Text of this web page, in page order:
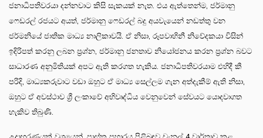
ජනාධිපතිවරයා දන්නවාට කිසි සැකයක් නැත. එය ඇත්තෙන්ම, ජර්මානු
ෆෙඩරල් රජයට අයත්, ජර්මානු ෆෙඩරල් බදු අයවැයෙන් නඩත්තු වන
ජර්මනියේ ජාතික මාධ්‍ය නාලිකාවයි. ඒ නිසා, රූපවාහිනී නිවේදකයා විසින්
ඉදිරිපත් කරනු ලබන ප්‍රශ්න, ජර්මානු ජනතාව නියෝජනය කරන ප්‍රශ්න බවට
සාධාරණ අනුමිතියක් අපට ඇති කරගත හැකිය. ජනාධිපතිවරයාම එහිදී කී
පරිදි, මාධ්‍යකරුවාට වඩා ඔහුට ඒ මාධ්‍ය සෙල්ලම ගැන අත්දැකීම් ඇති නිසා,
ඔහුට ඒ අවස්ථාව ශ්‍රී ලංකාවේ අභිවෘද්ධිය වෙනුවෙන් සේවයට යොදවාගත
හැකිව තිබුණි.